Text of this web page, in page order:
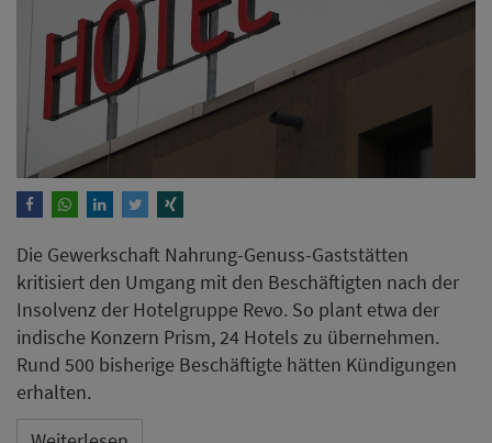
Die Gewerkschaft Nahrung-Genuss-Gaststätten
kritisiert den Umgang mit den Beschäftigten nach der
Insolvenz der Hotelgruppe Revo. So plant etwa der
indische Konzern Prism, 24 Hotels zu übernehmen.
Rund 500 bisherige Beschäftigte hätten Kündigungen
erhalten.